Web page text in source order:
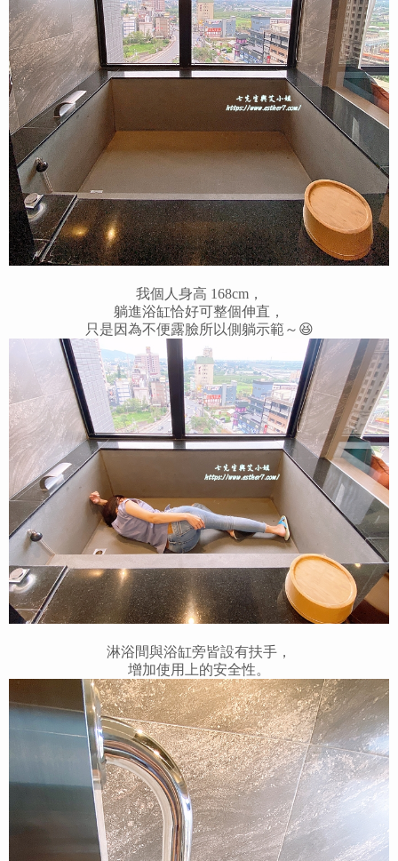
我個人身高 168cm，
躺進浴缸恰好可整個伸直，
只是因為不便露臉所以側躺示範～😆
淋浴間與浴缸旁皆設有扶手，
增加使用上的安全性。